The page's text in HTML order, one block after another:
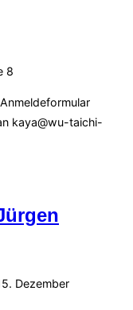
8
kaya@wu-taichi-
Dezember